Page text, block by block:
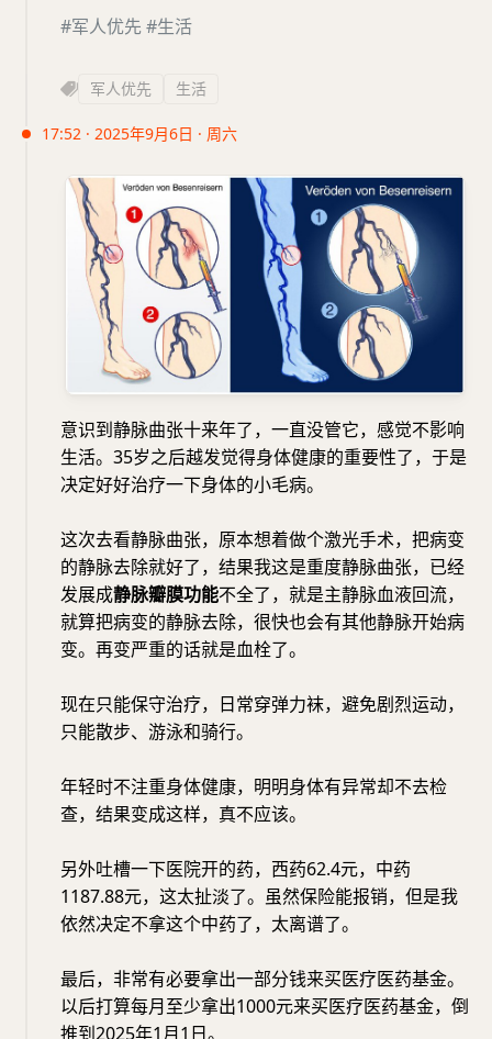
#军人优先#生活
军人优先 生活
17:52 · 2025年9月6日 · 周六
意识到静脉曲张十来年了，一直没管它，感觉不影响
生活。35岁之后越发觉得身体健康的重要性了，于是
决定好好治疗一下身体的小毛病。
这次去看静脉曲张，原本想着做个激光手术，把病变
的静脉去除就好了，结果我这是重度静脉曲张，已经
发展成静脉瓣膜功能不全了，就是主静脉血液回流，
就算把病变的静脉去除，很快也会有其他静脉开始病
变。再变严重的话就是血栓了。
现在只能保守治疗，日常穿弹力袜，避免剧烈运动，
只能散步、游泳和骑行。
年轻时不注重身体健康，明明身体有异常却不去检
查，结果变成这样，真不应该。
另外吐槽一下医院开的药，西药62.4元，中药
1187.88元，这太扯淡了。虽然保险能报销，但是我
依然决定不拿这个中药了，太离谱了。
最后，非常有必要拿出一部分钱来买医疗医药基金。
以后打算每月至少拿出1000元来买医疗医药基金，倒
推到2025年1月1日。